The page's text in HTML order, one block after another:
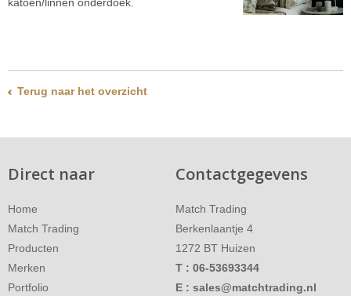
Terug naar het overzicht
Direct naar
Home
Match Trading
Producten
Merken
Portfolio
Contactgegevens
Match Trading
Berkenlaantje 4
1272 BT Huizen
T : 06-53693344
E : sales@matchtrading.nl